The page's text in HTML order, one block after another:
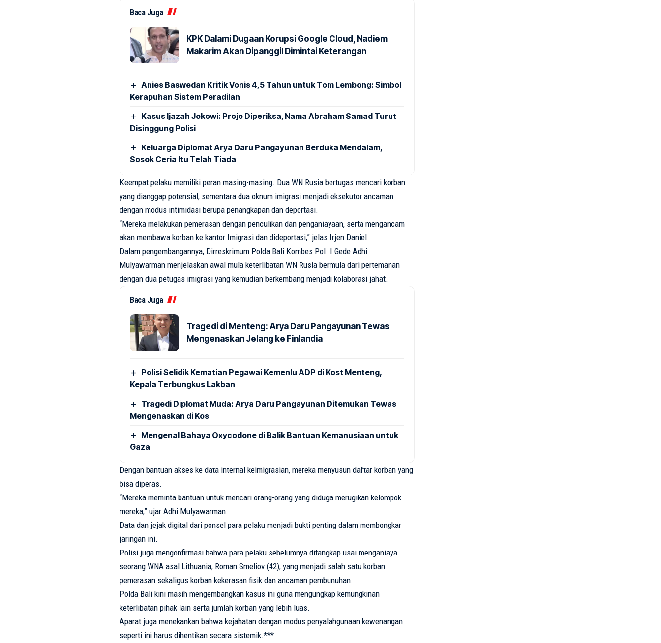
Baca Juga
KPK Dalami Dugaan Korupsi Google Cloud, Nadiem
Makarim Akan Dipanggil Dimintai Keterangan
Anies Baswedan Kritik Vonis 4,5 Tahun untuk Tom Lembong: Simbol
Kerapuhan Sistem Peradilan
Kasus Ijazah Jokowi: Projo Diperiksa, Nama Abraham Samad Turut
Disinggung Polisi
Keluarga Diplomat Arya Daru Pangayunan Berduka Mendalam,
Sosok Ceria Itu Telah Tiada
Keempat pelaku memiliki peran masing-masing. Dua WN Rusia bertugas mencari korban
yangdianggap potensial, sementara dua oknum imigrasi menjadi eksekutor ancaman
dengan modus intimidasi berupa penangkapan dandeportasi.
“Mereka melakukan pemerasan dengan penculikan danpenganiayaan, serta mengancam
akan membawa korbanke kantor Imigrasi dandideportasi,” jelas Irjen Daniel.
Dalam pengembangannya, Dirreskrimum Polda Bali Kombes Pol. IGede Adhi
Mulyawarman menjelaskan awal mula keterlibatan WN Rusia bermula dari pertemanan
dengan dua petugas imigrasi yangkemudian berkembang menjadi kolaborasi jahat.
Baca Juga
Tragedi di Menteng: Arya Daru Pangayunan Tewas
Mengenaskan Jelang ke Finlandia
Polisi Selidik Kematian Pegawai Kemenlu ADP di Kost Menteng,
Kepala Terbungkus Lakban
Tragedi Diplomat Muda: Arya Daru Pangayunan Ditemukan Tewas
Mengenaskan di Kos
Mengenal Bahaya Oxycodone di Balik Bantuan Kemanusiaan untuk
Gaza
Dengan bantuan akses ke data internalkeimigrasian,mereka menyusun daftar korban yang
bisa diperas.
“Mereka meminta bantuan untuk mencari orang-orang yangdiduga merugikan kelompok
mereka,”ujar Adhi Mulyawarman.
Data dan jejak digitaldari ponsel parapelaku menjadi bukti penting dalam membongkar
jaringan ini.
Polisi jugamengonfirmasi bahwa parapelaku sebelumnya ditangkap usai menganiaya
seorang WNAasal Lithuania, RomanSmeliov (42), yangmenjadi salah satu korban
pemerasan sekaligus korbankekerasan fisik danancaman pembunuhan.
Polda Balikini masih mengembangkan kasus ini guna mengungkap kemungkinan
keterlibatan pihak lain serta jumlah korban yang lebih luas.
Aparat jugamenekankan bahwa kejahatan dengan moduspenyalahgunaan kewenangan
seperti ini harus dihentikan secara sistemik.***